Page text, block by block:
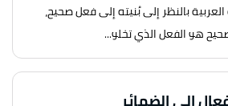
بالنظر إلى بُنيته إلى فعل صحيح،
هو الفعل الذي تخلو...